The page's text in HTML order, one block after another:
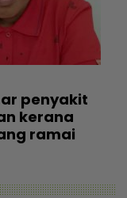
penyakit
kerana
ramai